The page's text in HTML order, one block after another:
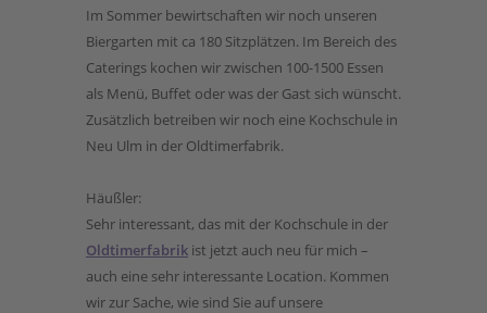
Im Sommer bewirtschaften wir noch unseren
Biergarten mit ca 180 Sitzplätzen. Im Bereich des
Caterings kochen wir zwischen 100-1500 Essen
als Menü, Buffet oder was der Gast sich wünscht.
Zusätzlich betreiben wir noch eine Kochschule in
Neu Ulm in der Oldtimerfabrik.
Häußler:
Sehr interessant, das mit der Kochschule in der
Oldtimerfabrik ist jetzt auch neu für mich –
auch eine sehr interessante Location. Kommen
wir zur Sache, wie sind Sie auf unsere